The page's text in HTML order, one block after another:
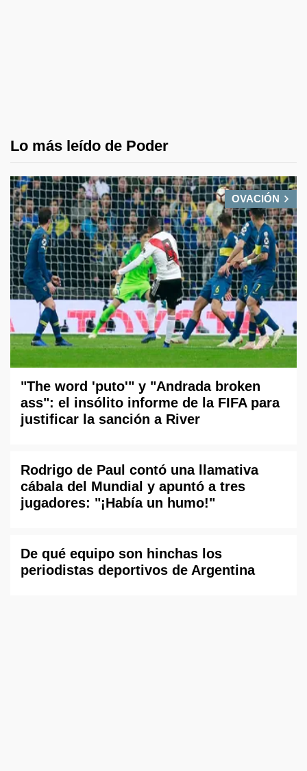
Lo más leído de Poder
OVACIÓN
"The word 'puto'" y "Andrada broken
ass": el insólito informe de la FIFA para
justificar la sanción a River
Rodrigo de Paul contó una llamativa
cábala del Mundial y apuntó a tres
jugadores: "¡Había un humo!"
De qué equipo son hinchas los
periodistas deportivos de Argentina